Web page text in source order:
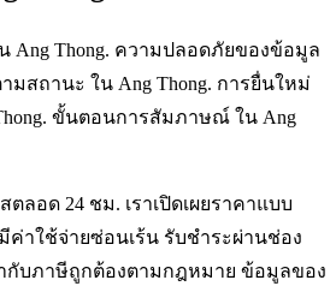
Ang Thong. ความปลอดภัยของข้อมูล
มสถานะ ใน Ang Thong. การยื่นใหม่
ขั้นตอนการสัมภาษณ์ ใน Ang
ตลอด 24 ชม. เราเปิดเผยราคาแบบ
ค่าใช้จ่ายซ่อนเร้น รับชำระผ่านช่อง
กับภาษีถูกต้องตามกฎหมาย ข้อมูลของ